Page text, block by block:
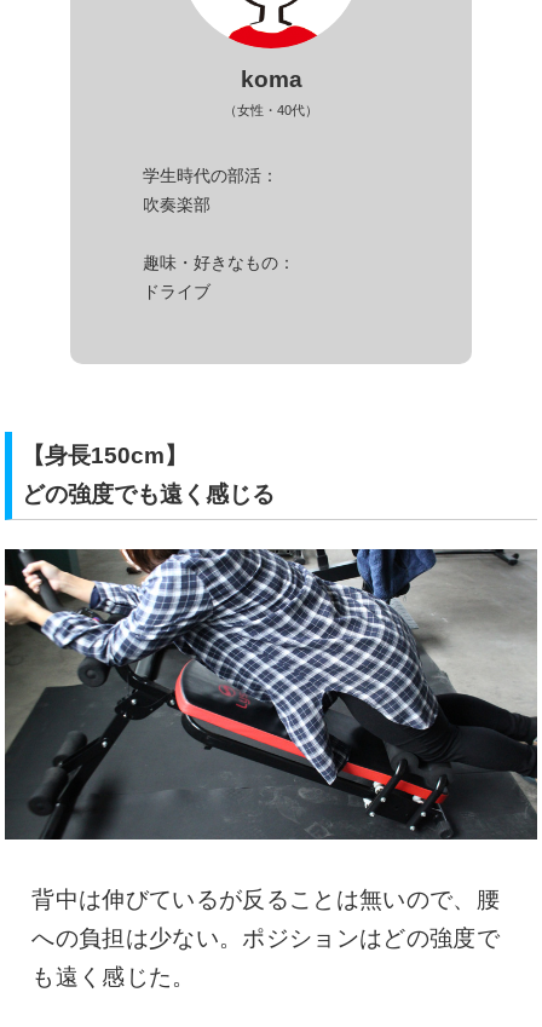
koma
（女性・40代）
学生時代の部活：
吹奏楽部
趣味・好きなもの：
ドライブ
【身長150cm】
どの強度でも遠く感じる
背中は伸びているが反ることは無いので、腰
への負担は少ない。ポジションはどの強度で
も遠く感じた。